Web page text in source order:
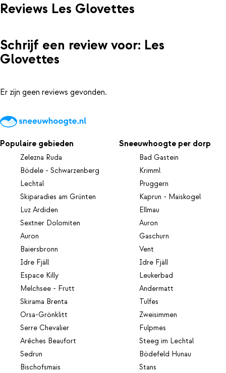
Reviews Les Glovettes
Schrijf een review voor: Les
Glovettes
Er zijn geen reviews gevonden.
Populaire gebieden
Zelezna Ruda
Bödele - Schwarzenberg
Lechtal
Skiparadies am Grünten
Luz Ardiden
Sextner Dolomiten
Auron
Baiersbronn
Idre Fjäll
Espace Killy
Melchsee - Frutt
Skirama Brenta
Orsa-Grönklitt
Serre Chevalier
Arêches Beaufort
Sedrun
Bischofsmais
Sneeuwhoogte per dorp
Bad Gastein
Krimml
Pruggern
Kaprun - Maiskogel
Ellmau
Auron
Gaschurn
Vent
Idre Fjäll
Leukerbad
Andermatt
Tulfes
Zweisimmen
Fulpmes
Steeg im Lechtal
Bödefeld Hunau
Stans